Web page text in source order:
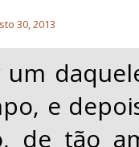
30, 2013
um
e
de tão